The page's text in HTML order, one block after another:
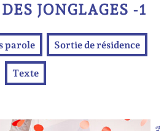
JONGLAGES -1
parole Sortie de résidence
Texte